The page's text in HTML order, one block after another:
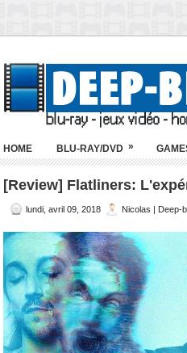
HOME BLU-RAY/DVD »
[Review] Flatliners:
lundi, avril 09, 2018 Nicolas | Deep-